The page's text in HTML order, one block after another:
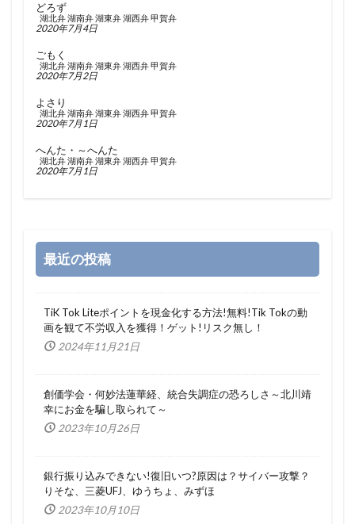
どろず
湖北弁湖南弁湖東弁湖西弁甲賀弁
2020年7月4日
ごもく
湖北弁湖南弁湖東弁湖西弁甲賀弁
2020年7月2日
よさり
湖北弁湖南弁湖東弁湖西弁甲賀弁
2020年7月1日
へんた・～へんた
湖北弁湖南弁湖東弁湖西弁甲賀弁
2020年7月1日
最近の投稿
TiK Tok Liteポイントを現金化する方法!無料!Tik Tokの動
画を観て不労収入を獲得！ゲット!リスク無し！
2024年11月21日
創価学会・何妙法蓮華経、統合失調症の恐ろしさ～北川靖
幸にお金を騙し取られて～
2023年10月26日
銀行振り込みできない!復旧いつ?原因は？サイバー攻撃？
りそな、三菱UFJ、ゆうちょ、みずほ
2023年10月10日